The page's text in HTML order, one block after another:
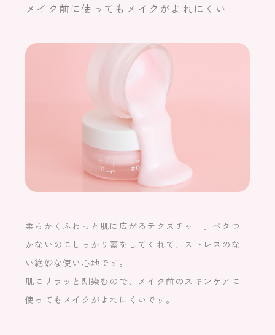
メイク前に使ってもメイクがよれにくい
柔らかくふわっと肌に広がるテクスチャー。ベタつ
かないのにしっかり蓋をしてくれて、ストレスのな
い絶妙な使い心地です。
肌にサラッと馴染むので、メイク前のスキンケアに
使ってもメイクがよれにくいです。